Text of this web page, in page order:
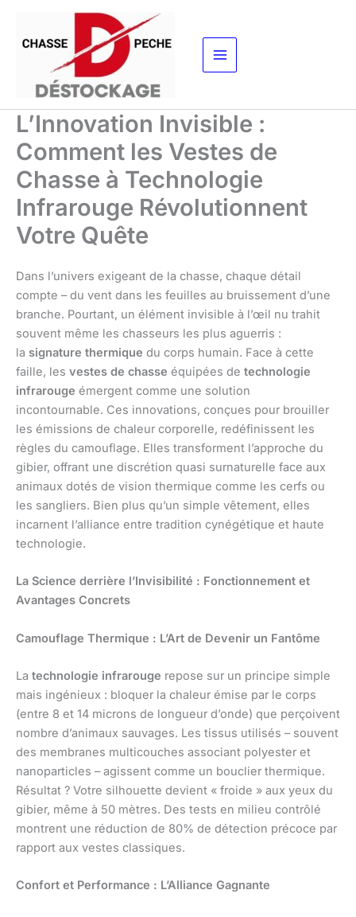
contenu
L’Innovation Invisible :
Comment les Vestes de
Chasse à Technologie
Infrarouge Révolutionnent
Votre Quête
Dans l’univers exigeant de la chasse, chaque détail
compte – du vent dans les feuilles au bruissement d’une
branche. Pourtant, un élément invisible à l’œil nu trahit
souvent même les chasseurs les plus aguerris :
la signature thermique du corps humain. Face à cette
faille, les vestes de chasse équipées de technologie
infrarouge émergent comme une solution
incontournable. Ces innovations, conçues pour brouiller
les émissions de chaleur corporelle, redéfinissent les
règles du camouflage. Elles transforment l’approche du
gibier, offrant une discrétion quasi surnaturelle face aux
animaux dotés de vision thermique comme les cerfs ou
les sangliers. Bien plus qu’un simple vêtement, elles
incarnent l’alliance entre tradition cynégétique et haute
technologie.
La Science derrière l’Invisibilité : Fonctionnement et
Avantages Concrets
Camouflage Thermique : L’Art de Devenir un Fantôme
La technologie infrarouge repose sur un principe simple
mais ingénieux : bloquer la chaleur émise par le corps
(entre 8 et 14 microns de longueur d’onde) que perçoivent
nombre d’animaux sauvages. Les tissus utilisés – souvent
des membranes multicouches associant polyester et
nanoparticles – agissent comme un bouclier thermique.
Résultat ? Votre silhouette devient « froide » aux yeux du
gibier, même à 50 mètres. Des tests en milieu contrôlé
montrent une réduction de 80% de détection précoce par
rapport aux vestes classiques.
Confort et Performance : L’Alliance Gagnante